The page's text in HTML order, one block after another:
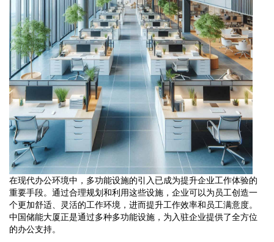
在现代办公环境中，多功能设施的引入已成为提升企业工作体验的
重要手段。通过合理规划和利用这些设施，企业可以为员工创造一
个更加舒适、灵活的工作环境，进而提升工作效率和员工满意度。
中国储能大厦正是通过多种多功能设施，为入驻企业提供了全方位
的办公支持。